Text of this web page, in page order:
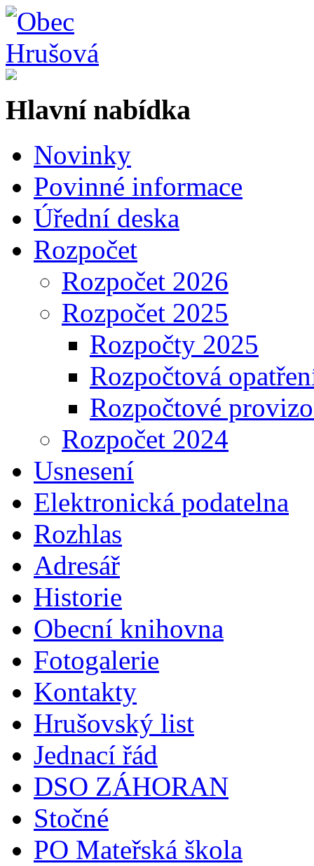
Hlavní nabídka
Novinky
Povinné informace
Úřední deska
Rozpočet
Rozpočet 2026
Rozpočet 2025
Rozpočty 2025
Rozpočtová
Rozpočtové
Rozpočet 2024
Usnesení
Elektronická podatelna
Rozhlas
Adresář
Historie
Obecní knihovna
Fotogalerie
Kontakty
Hrušovský list
Jednací řád
DSO ZÁHORAN
Stočné
PO Mateřská škola